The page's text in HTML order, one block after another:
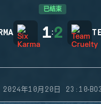
已结束
1:2
2024年10月20日 23:10·BO3